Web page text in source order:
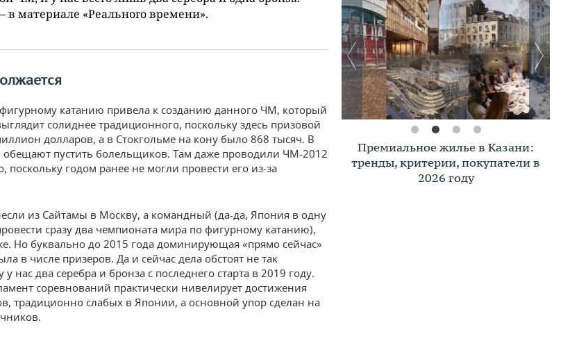
в материале «Реального времени».
катанию привела к созданию данного ЧМ, который
солиднее традиционного, поскольку здесь призовой
долларов, а в Стокгольме на кону было 868 тысяч. В
пустить болельщиков. Там даже проводили ЧМ-2012
поскольку годом ранее не могли провести его из-за
из Сайтамы в Москву, а командный (да-да, Япония в одну
сразу два чемпионата мира по фигурному катанию),
Но буквально до 2015 года доминирующая «прямо сейчас»
в числе призеров. Да и сейчас дела обстоят не так
у нас два серебра и бронза с последнего старта в 2019 году.
соревнований практически нивелирует достижения
традиционно слабых в Японии, а основной упор сделан на
Премиальное жилье в Казани:
тренды, критерии, покупатели в
2026 году